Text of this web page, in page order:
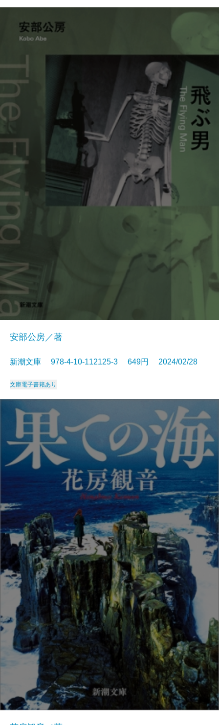
安部公房／著
新潮文庫 978-4-10-112125-3 649円 2024/02/28
文庫電子書籍あり